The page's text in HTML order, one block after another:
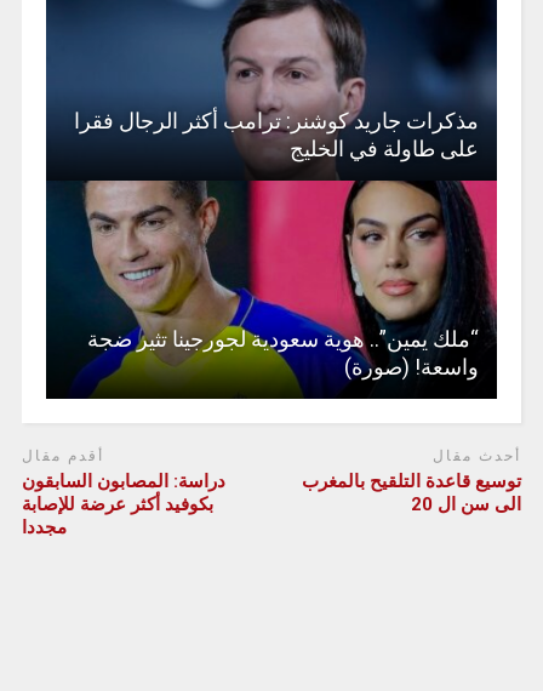
مذكرات جاريد كوشنر: ترامب أكثر الرجال فقرا
على طاولة في الخليج
“ملك يمين”.. هوية سعودية لجورجينا تثير ضجة
واسعة! (صورة)
أحدث مقال
توسيع قاعدة التلقيح بالمغرب
الى سن ال 20
أقدم مقال
دراسة: المصابون السابقون
بكوفيد أكثر عرضة للإصابة
مجددا